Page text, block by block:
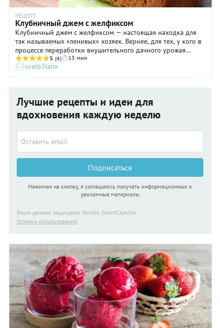
РЕЦЕПТ
Клубничный джем с желфиксом
Клубничный джем с желфиксом — настоящая находка для
так называемых «ленивых» хозяек. Вернее, для тех, у кого в
процессе переработки внушительного дачного урожая
просто нет возможности стоять у плиты часами. К счастью, в
наше время существует современный желирующий продукт,
который эффективно загущает сироп и в разы сокращает
уменьшить! А значит, джем из клубники или из других
плодов и ягод становится не только вкусным, но и полезным.
5 (4) 15 мин
svet63lana
Лучшие рецепты и идеи для
вдохновения каждую неделю
Подписаться
Нажимая на кнопку, я соглашаюсь получать информационные и
рекламные материалы
Ваши данные защищены Yandex SmartCaptcha
Условия использования